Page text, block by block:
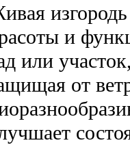
и
или
от